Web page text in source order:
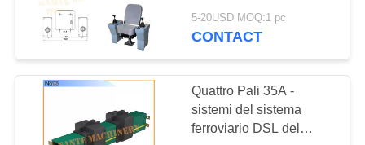
CONTATTACI
RICHIEDA
CITAZIONE
1 milione volte NTCCA
5-20USD MOQ:1 pc
CONTACT
Quattro Pali 35A -
sistemi del sistema
ferroviario DSL del